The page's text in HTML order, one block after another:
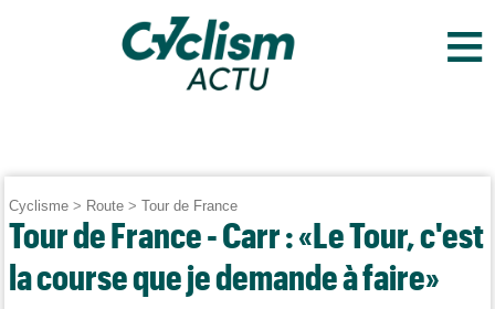
≡
Cyclisme > Route >Tour de France
Tour de France - Carr : «Le Tour, c'est
la course que je demande à faire»